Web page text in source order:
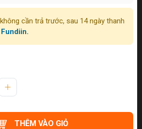
] không cần trả trước, sau 14 ngày thanh
Fundiin.
THÊM VÀO GIỎ